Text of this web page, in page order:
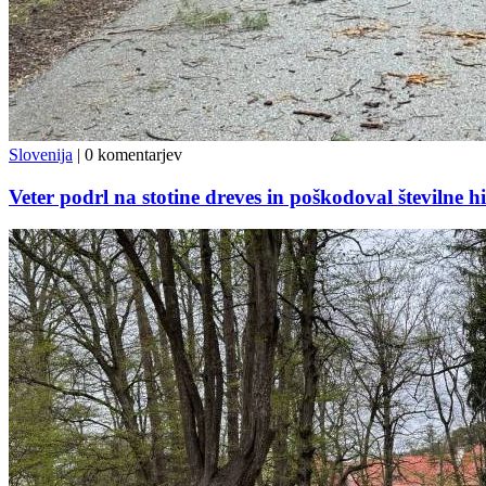
Slovenija | 0 komentarjev
Veter podrl na stotine dreves in poškodoval številne